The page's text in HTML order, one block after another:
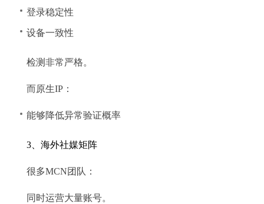
登录稳定性
设备一致性
检测非常严格。
而原生IP：
能够降低异常验证概率
3、海外社媒矩阵
很多MCN团队：
同时运营大量账号。